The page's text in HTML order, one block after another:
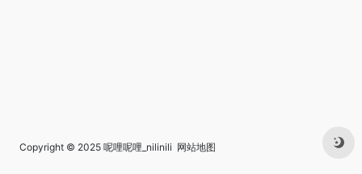
Copyright © 2025 呢哩呢哩_nilinili 网站地图